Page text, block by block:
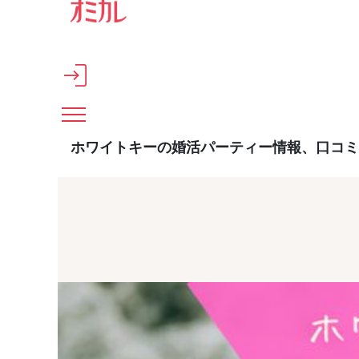
メインコンテンツへスキップ
ホワイトキーの婚活パーティー情報、口コ